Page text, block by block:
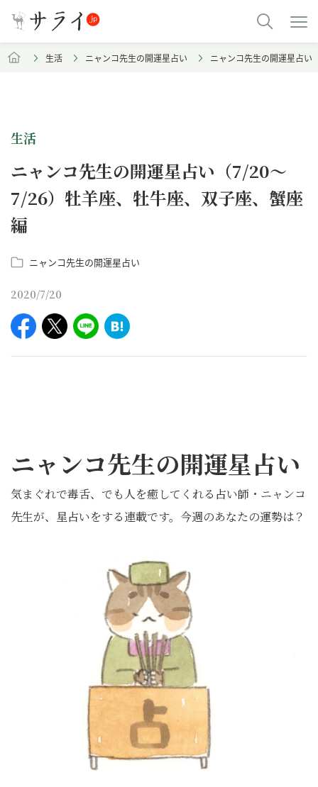
生活 ニャンコ先生の開運星占い ニャンコ先生の開運星占
生活
ニャンコ先生の開運星占い（7/20～
7/26）牡羊座、牡牛座、双子座、蟹座
編
ニャンコ先生の開運星占い
2020/7/20
ニャンコ先生の開運星占い
気まぐれで毒舌、でも人を癒してくれる占い師・ニャンコ
先生が、星占いをする連載です。今週のあなたの運勢は？